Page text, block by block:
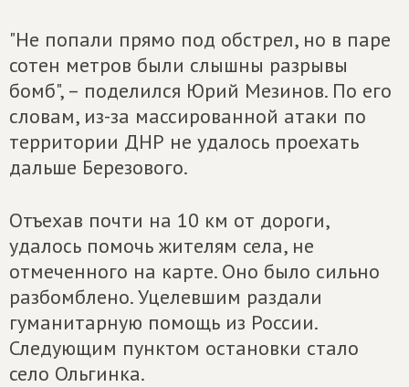
"Не попали прямо под обстрел, но в паре
сотен метров были слышны разрывы
бомб", – поделился Юрий Мезинов. По его
словам, из-за массированной атаки по
территории ДНР не удалось проехать
дальше Березового.
Отъехав почти на 10 км от дороги,
удалось помочь жителям села, не
отмеченного на карте. Оно было сильно
разбомблено. Уцелевшим раздали
гуманитарную помощь из России.
Следующим пунктом остановки стало
село Ольгинка.